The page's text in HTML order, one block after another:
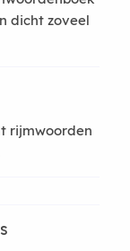
dicht zoveel
rijmwoorden